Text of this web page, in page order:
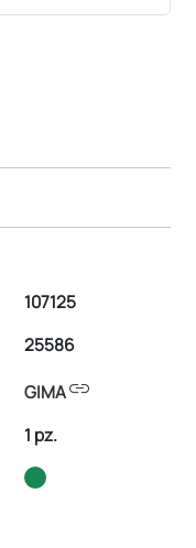
107125
25586
GIMAlink
1 pz.